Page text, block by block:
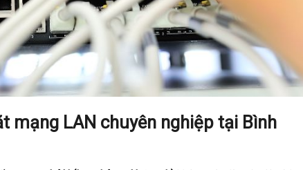
mạng LAN chuyên nghiệp tại Bình